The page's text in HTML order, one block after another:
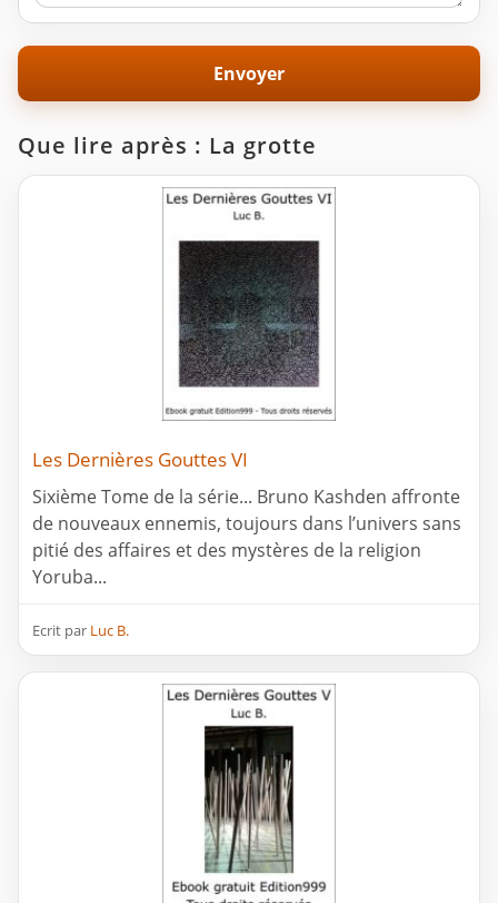
Que lire après : La grotte
Les Dernières Gouttes VI
Sixième Tome de la série... Bruno Kashden affronte
de nouveaux ennemis, toujours dans l’univers sans
pitié des affaires et des mystères de la religion
Yoruba...
Ecrit par Luc B.